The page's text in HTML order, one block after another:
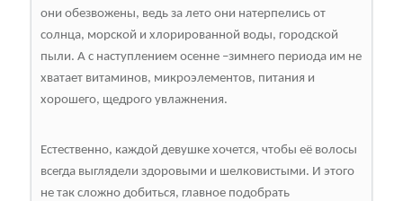
они обезвожены, ведь за лето они натерпелись от
солнца, морской и хлорированной воды, городской
пыли. А с наступлением осенне –зимнего периода им не
хватает витаминов, микроэлементов, питания и
хорошего, щедрого увлажнения.
Естественно, каждой девушке хочется, чтобы её волосы
всегда выглядели здоровыми и шелковистыми. И этого
не так сложно добиться, главное подобрать